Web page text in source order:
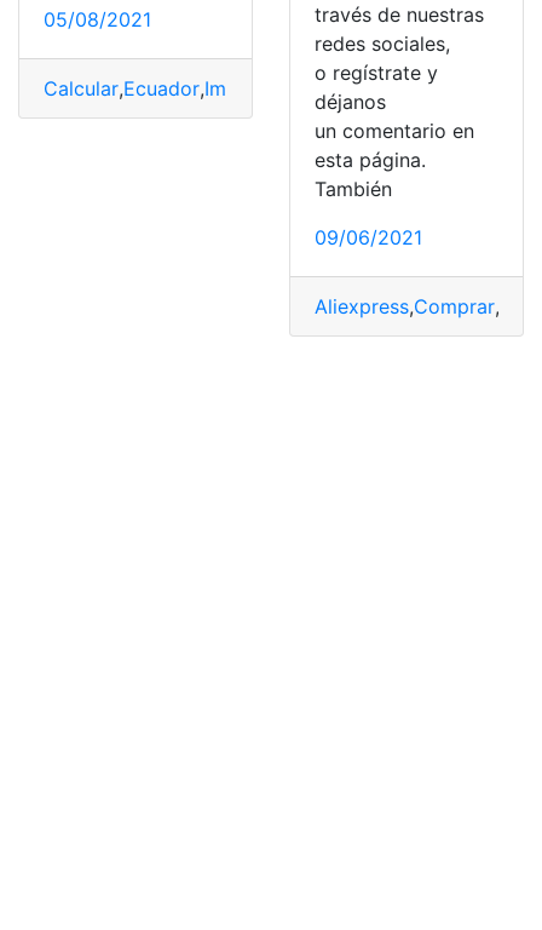
05/08/2021
Calcular,Ecuador,Impuesto incluido IVA 12%
través de nuestras
redes sociales,
o regístrate y
déjanos
un comentario en
esta página.
También
09/06/2021
Aliexpress,Comprar,